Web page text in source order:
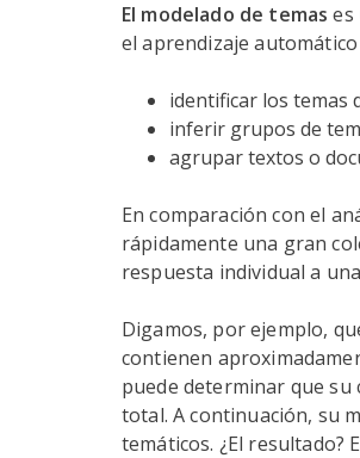
El modelado de temas es
el aprendizaje
identificar los temas
inferir grupos de
agrupar textos o
En comparación con el
rápidamente una gran
respuesta individual a
Digamos, por ejemplo,
contienen
puede determinar que su
total. A continuación, su
temáticos. ¿El resultado?